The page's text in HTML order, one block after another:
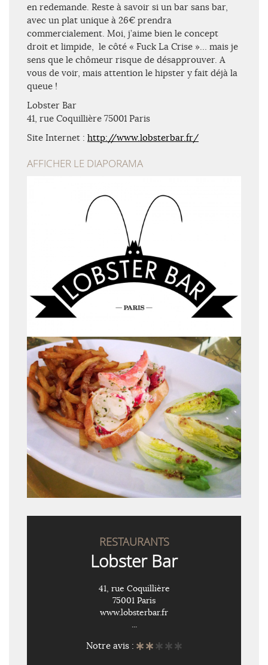
en redemande. Reste à savoir si un bar sans bar,
avec un plat unique à 26€ prendra
commercialement. Moi, j’aime bien le concept
droit et limpide, le côté « Fuck La Crise »… mais je
sens que le chômeur risque de désapprouver. A
vous de voir, mais attention le hipster y fait déjà la
queue !
Lobster Bar
41, rue Coquillière 75001 Paris
Site Internet : http://www.lobsterbar.fr/
AFFICHER LE DIAPORAMA
RESTAURANTS
Lobster Bar
41, rue Coquillière
75001 Paris
www.lobsterbar.fr
...
Notre avis :